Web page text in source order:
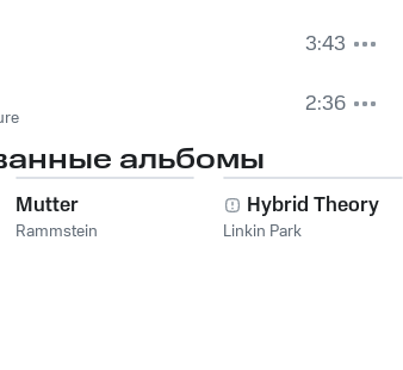
3:43
2:36
альбомы
Mutter
Rammstein
Hybrid Theory
Linkin Park